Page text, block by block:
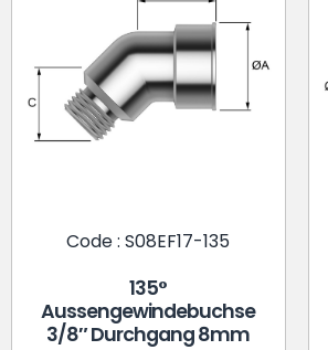
Code : S08EF17-135
135°
Aussengewindebuchse
3/8″ Durchgang 8mm